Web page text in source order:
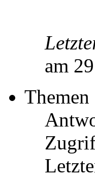
am
Themen